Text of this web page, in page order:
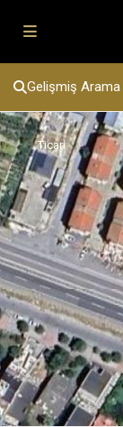
Gelişmiş Arama
Ticari